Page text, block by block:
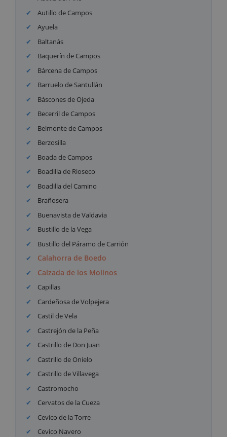
Autillo de Campos
Ayuela
Baltanás
Baquerín de Campos
Bárcena de Campos
Barruelo de Santullán
Báscones de Ojeda
Becerril de Campos
Belmonte de Campos
Berzosilla
Boada de Campos
Boadilla de Rioseco
Boadilla del Camino
Brañosera
Buenavista de Valdavia
Bustillo de la Vega
Bustillo del Páramo de Carrión
Calahorra de Boedo
Calzada de los Molinos
Capillas
Cardeñosa de Volpejera
Castil de Vela
Castrejón de la Peña
Castrillo de Don Juan
Castrillo de Onielo
Castrillo de Villavega
Castromocho
Cervatos de la Cueza
Cevico de la Torre
Cevico Navero